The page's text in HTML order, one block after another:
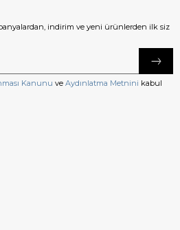
indirim ve yeni ürünlerden ilk siz
Kanunu ve Aydınlatma Metnini kabul